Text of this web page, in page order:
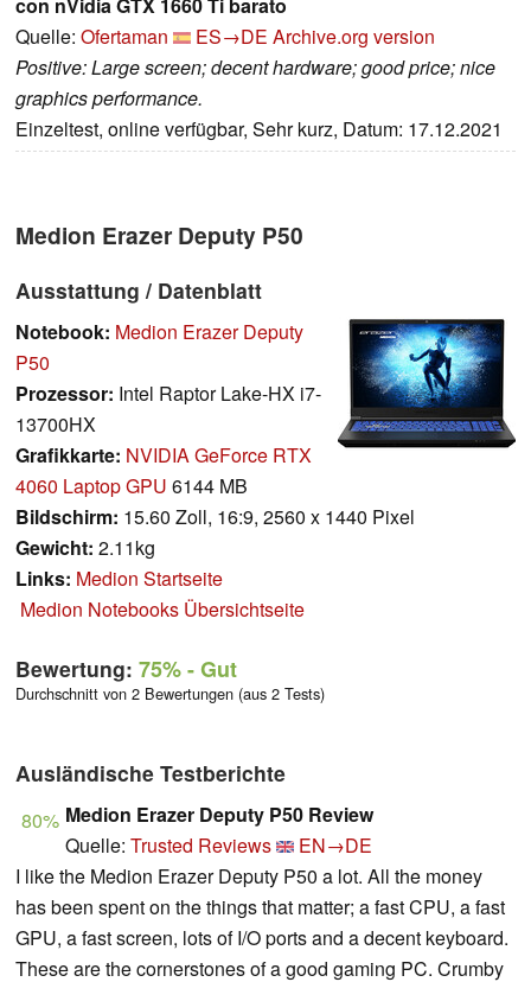
Quelle: Ofertaman ES→DE Archive.org version
Positive: Large screen; decent hardware; good price; nice
graphics performance.
Einzeltest, online verfügbar, Sehr kurz, Datum: 17.12.2021
Medion Erazer Deputy P50
Ausstattung / Datenblatt
Notebook: Medion Erazer Deputy
P50
Prozessor: Intel Raptor Lake-HX i7-
13700HX
Grafikkarte: NVIDIA GeForce RTX
4060 Laptop GPU 6144 MB
Bildschirm: 15.60 Zoll, 16:9, 2560 x 1440 Pixel
Gewicht: 2.11kg
Links: Medion Startseite
Medion Notebooks Übersichtseite
Bewertung: 75%- Gut
Durchschnitt von 2 Bewertungen (aus 2 Tests)
Ausländische Testberichte
80% Medion Erazer Deputy P50 Review
Quelle: Trusted Reviews
EN→DE
I like the Medion Erazer Deputy P50 a lot. All the money
has been spent on the things that matter; a fast CPU, a fast
GPU, a fast screen, lots of I/O ports and a decent keyboard.
These are the cornerstones of a good gaming PC. Crumby